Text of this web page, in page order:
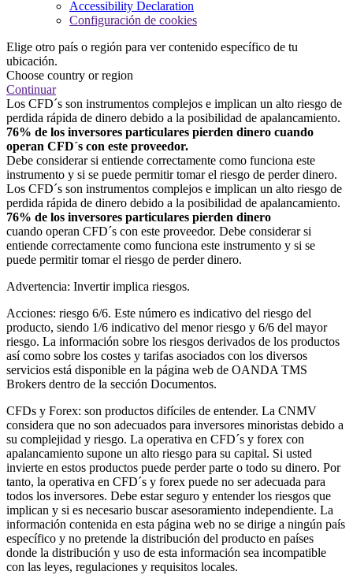
Accessibility Declaration
Configuración de cookies
Elige otro país o región para ver contenido específico de tu
ubicación.
Choose country or region
Continuar
Los CFD´s son instrumentos complejos e implican un alto riesgo de
perdida rápida de dinero debido a la posibilidad de apalancamiento.
76% de los inversores particulares pierden dinero cuando
operan CFD´s con este proveedor.
Debe considerar si entiende correctamente como funciona este
instrumento y si se puede permitir tomar el riesgo de perder dinero.
Los CFD´s son instrumentos complejos e implican un alto riesgo de
perdida rápida de dinero debido a la posibilidad de apalancamiento.
76% de los inversores particulares pierden dinero
cuando operan CFD´s con este proveedor. Debe considerar si
entiende correctamente como funciona este instrumento y si se
puede permitir tomar el riesgo de perder dinero.
Advertencia: Invertir implica riesgos.
Acciones: riesgo 6/6. Este número es indicativo del riesgo del
producto, siendo 1/6 indicativo del menor riesgo y 6/6 del mayor
riesgo. La información sobre los riesgos derivados de los productos
así como sobre los costes y tarifas asociados con los diversos
servicios está disponible en la página web de OANDA TMS
Brokers dentro de la sección Documentos.
CFDs y Forex: son productos difíciles de entender. La CNMV
considera que no son adecuados para inversores minoristas debido a
su complejidad y riesgo. La operativa en CFD´s y forex con
apalancamiento supone un alto riesgo para su capital. Si usted
invierte en estos productos puede perder parte o todo su dinero. Por
tanto, la operativa en CFD´s y forex puede no ser adecuada para
todos los inversores. Debe estar seguro y entender los riesgos que
implican y si es necesario buscar asesoramiento independiente. La
información contenida en esta página web no se dirige a ningún país
específico y no pretende la distribución del producto en países
donde la distribución y uso de esta información sea incompatible
con las leyes, regulaciones y requisitos locales.